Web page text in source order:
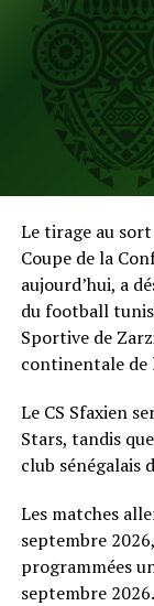
Le tirage au
Coupe de la
aujourd’hui, a
du football
Sportive de
continentale de
Le CS Sfaxien
Stars, tandis
club sénégalais
Les matches
septembre
programmées
septembre 2026.